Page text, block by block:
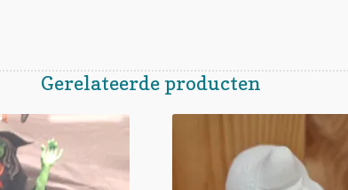
Gerelateerde producten